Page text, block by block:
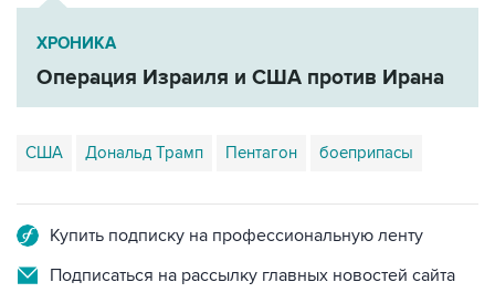
ХРОНИКА
Операция Израиля и США против Ирана
США Дональд Трамп Пентагон боеприпасы
Купить подписку на профессиональную ленту
Подписаться на рассылку главных новостей сайта